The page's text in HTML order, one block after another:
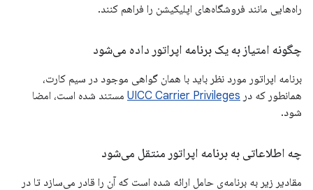
راه‌هایی مانند فروشگاه‌های اپلیکیشن را فراهم کنند.
چگونه امتیاز به یک برنامه اپراتور داده می‌شود
برنامه اپراتور مورد نظر باید با همان گواهی موجود در سیم کارت،
همانطور که در UICC Carrier Privileges مستند شده است، امضا
شود.
چه اطلاعاتی به برنامه اپراتور منتقل می‌شود
مقادیر زیر به برنامه‌ی حامل ارائه شده است که آن را قادر می‌سازد تا در